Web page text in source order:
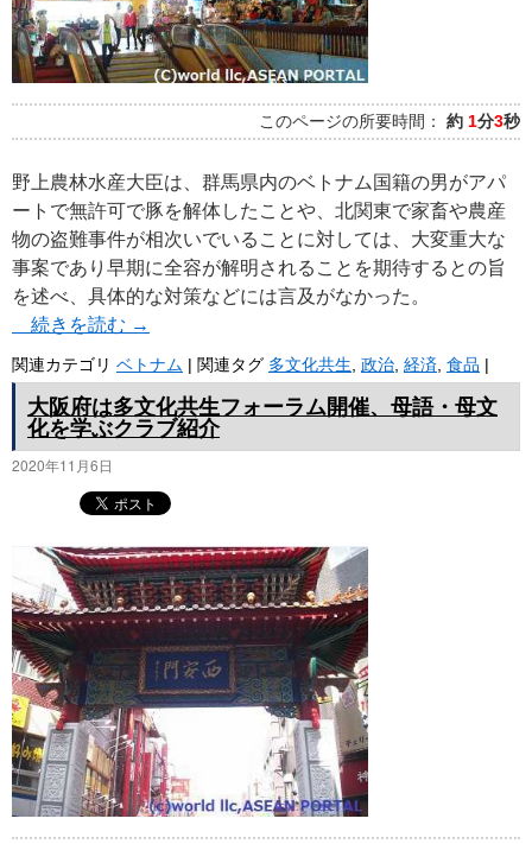
このページの所要時間： 約 1分3秒
野上農林水産大臣は、群馬県内のベトナム国籍の男がアパ
ートで無許可で豚を解体したことや、北関東で家畜や農産
物の盗難事件が相次いでいることに対しては、大変重大な
事案であり早期に全容が解明されることを期待するとの旨
を述べ、具体的な対策などには言及がなかった。
続きを読む →
関連カテゴリ ベトナム | 関連タグ 多文化共生 政治 経済 食品 |
大阪府は多文化共生フォーラム開催、母語・母文
化を学ぶクラブ紹介
2020年11月6日